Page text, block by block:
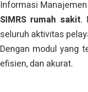
Informasi
SIMRS rumah sakit.
seluruh aktivitas
Dengan modul yang
efisien, dan akurat.